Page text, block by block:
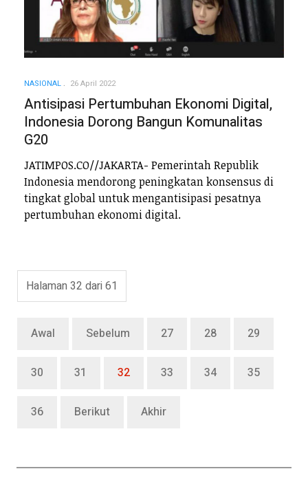
NASIONAL 26 April 2022
Antisipasi Pertumbuhan Ekonomi Digital,
Indonesia Dorong Bangun Komunalitas
G20
JATIMPOS.CO//JAKARTA- Pemerintah Republik
Indonesia mendorong peningkatan konsensus di
tingkat global untuk mengantisipasi pesatnya
pertumbuhan ekonomi digital.
Halaman 32 dari 61
Awal Sebelum 27 28 29
30 31 32 33 34 35
36 Berikut Akhir